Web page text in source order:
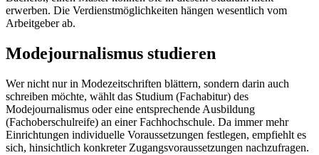
erwerben. Die Verdienstmöglichkeiten hängen wesentlich vom
Arbeitgeber ab.
Modejournalismus studieren
Wer nicht nur in Modezeitschriften blättern, sondern darin auch
schreiben möchte, wählt das Studium (Fachabitur) des
Modejournalismus oder eine entsprechende Ausbildung
(Fachoberschulreife) an einer Fachhochschule. Da immer mehr
Einrichtungen individuelle Voraussetzungen festlegen, empfiehlt es
sich, hinsichtlich konkreter Zugangsvoraussetzungen nachzufragen.